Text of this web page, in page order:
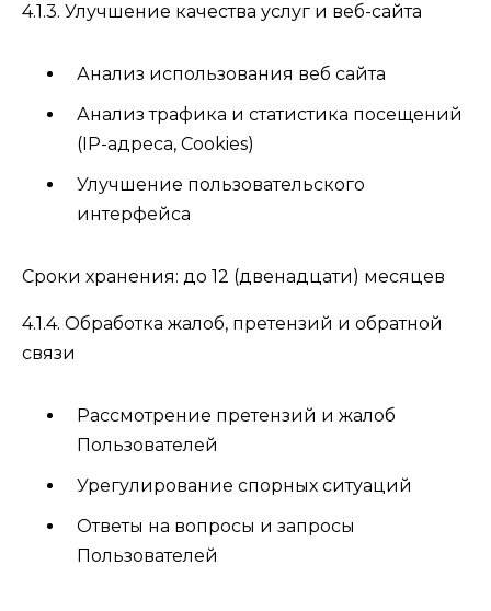
4.1.3. Улучшение качества услуг и веб-сайта
Анализ использования веб сайта
Анализ трафика и статистика посещений
(IP-адреса, Cookies)
Улучшение пользовательского
интерфейса
Сроки хранения: до 12 (двенадцати) месяцев
4.1.4. Обработка жалоб, претензий и обратной
связи
Рассмотрение претензий и жалоб
Пользователей
Урегулирование спорных ситуаций
Ответы на вопросы и запросы
Пользователей